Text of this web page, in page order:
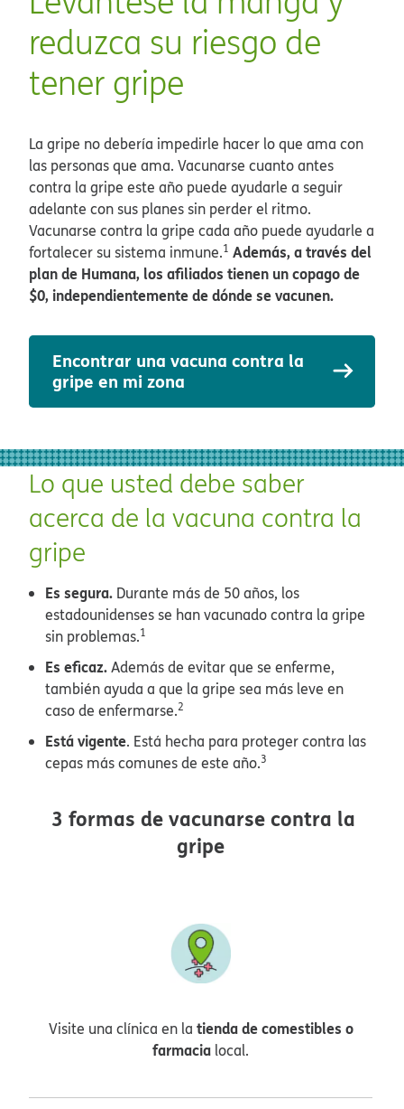
reduzca su riesgo de
tener gripe​​
La gripe no debería impedirle hacer lo que ama con
las personas que ama. Vacunarse cuanto antes
contra la gripe este año puede ayudarle a seguir
adelante con sus planes sin perder el ritmo.
Vacunarse contra la gripe cada año puede ayudarle a
fortalecer su sistema inmune.1 Además, a través del
plan de Humana, los afiliados tienen un copago de
$0, independientemente de dónde se vacunen.
Encontrar una vacuna contra la
gripe en mi zona​​
Lo que usted debe saber
acerca de la vacuna contra la
gripe​​
Es segura. Durante más de 50 años, los
estadounidenses se han vacunado contra la gripe
sin problemas.1
Es eficaz.Además de evitar que se enferme,
también ayuda a que la gripe sea más leve en
caso de enfermarse.2
Está vigente. Está hecha para proteger contra las
cepas más comunes de este año.3
3 formas de vacunarse contra la
gripe​​
Visite una clínica en la tienda de comestibles o
farmacialocal.​​